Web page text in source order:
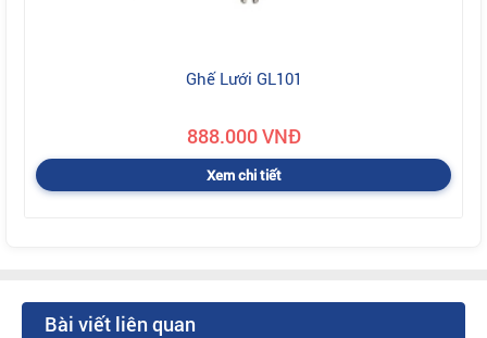
Ghế Lưới GL101
888.000 VNĐ
Xem chi tiết
Bài viết liên quan